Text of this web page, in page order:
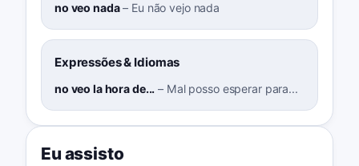
no veo nada– Eu não vejo nada
Expressões & Idiomas
no veo la hora de... – Mal posso esperar para...
Eu assisto